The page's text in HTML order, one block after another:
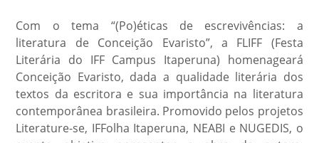
Com o tema “(Po)éticas de escrevivências: a
literatura de Conceição Evaristo”, a FLIFF (Festa
Literária do IFF Campus Itaperuna) homenageará
Conceição Evaristo, dada a qualidade literária dos
textos da escritora e sua importância na literatura
contemporânea brasileira. Promovido pelos projetos
Literature-se, IFFolha Itaperuna, NEABI e NUGEDIS, o